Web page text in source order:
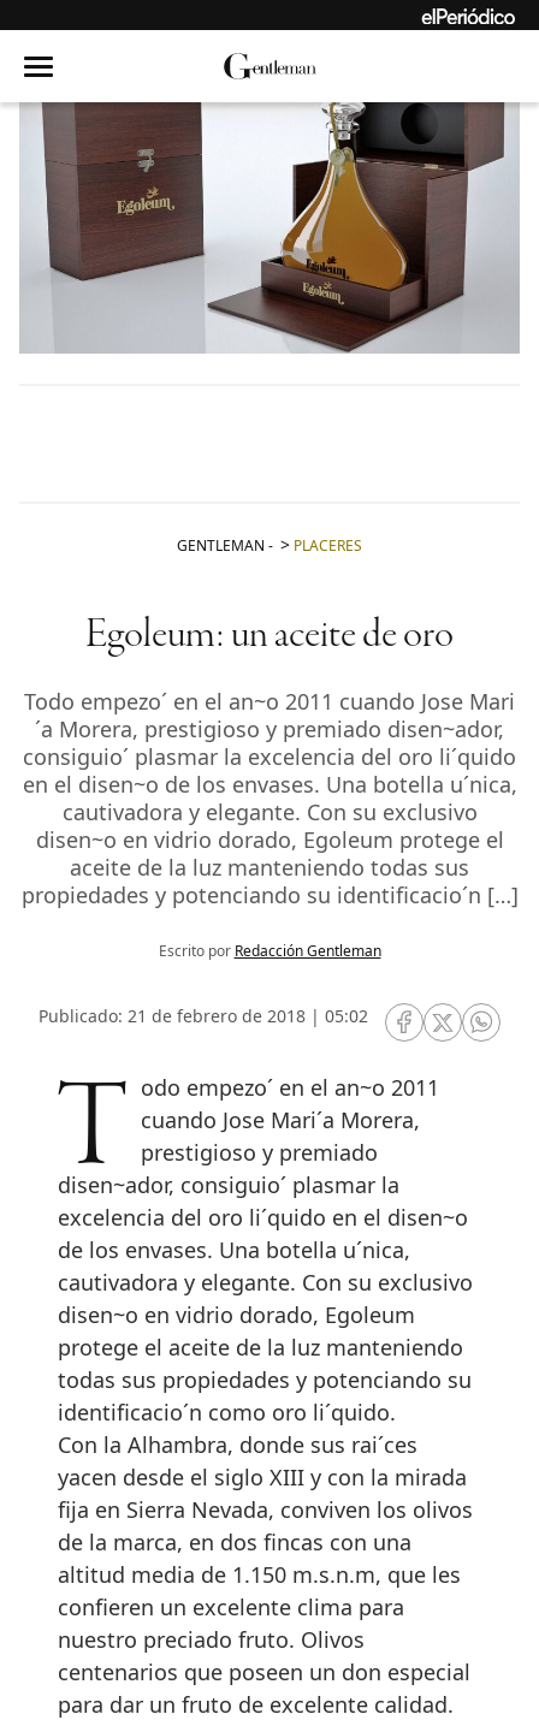
GENTLEMAN - PLACERES
Egoleum: un aceite de oro
Todo empezo´ en el an~o 2011 cuando Jose Mari
´a Morera, prestigioso y premiado disen~ador,
consiguio´ plasmar la excelencia del oro li´quido
en el disen~o de los envases. Una botella u´nica,
cautivadora y elegante. Con su exclusivo
disen~o en vidrio dorado, Egoleum protege el
aceite de la luz manteniendo todas sus
propiedades y potenciando su identificacio´n […]
Escrito por Redacción Gentleman
Publicado: 21 de febrero de 2018 | 05:02
RRSS Facebook
RRSSRRSS
Todo empezo´ en el an~o 2011 cuando Jose Mari´a Morera,
prestigioso y premiado
disen~ador, consiguio´ plasmar la
excelencia del oro li´quido en el disen~o
de los envases. Una botella u´nica,
cautivadora y elegante. Con su exclusivo
disen~o en vidrio dorado, Egoleum
protege el aceite de la luz manteniendo
todas sus propiedades y potenciando su
identificacio´n como oro li´quido.
Con la Alhambra, donde sus rai´ces
yacen desde el siglo XIII y con la mirada
fija en Sierra Nevada, conviven los olivos
de la marca, en dos fincas con una
altitud media de 1.150 m.s.n.m, que les
confieren un excelente clima para
nuestro preciado fruto. Olivos
centenarios que poseen un don especial
para dar un fruto de excelente calidad.